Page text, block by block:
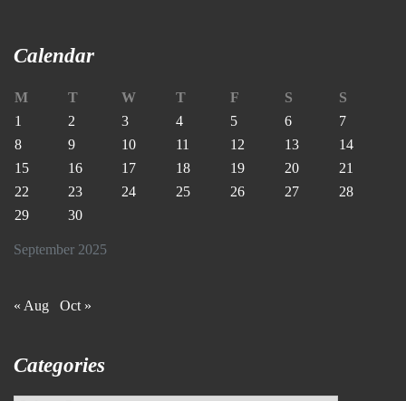
Calendar
September 2025
M T W T F S
S
1
2 3 4 5 6
7
8
9 10 11 12 13
14
15
16 17 18 19 20
21
22
23 24 25 26 27
28
29
30
« Aug Oct »
Categories